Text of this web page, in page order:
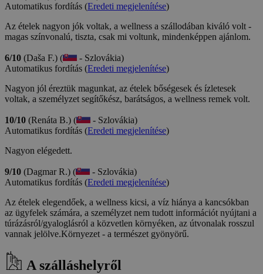
Automatikus fordítás (Eredeti megjelenítése)
Az ételek nagyon jók voltak, a wellness a szállodában kiváló volt -
magas színvonalú, tiszta, csak mi voltunk, mindenképpen ajánlom.
6/10 (Daša F.) (
- Szlovákia)
Automatikus fordítás (Eredeti megjelenítése)
Nagyon jól éreztük magunkat, az ételek bőségesek és ízletesek
voltak, a személyzet segítőkész, barátságos, a wellness remek volt.
10/10 (Renáta B.) (
- Szlovákia)
Automatikus fordítás (Eredeti megjelenítése)
Nagyon elégedett.
9/10 (Dagmar R.) (
- Szlovákia)
Automatikus fordítás (Eredeti megjelenítése)
Az ételek elegendőek, a wellness kicsi, a víz hiánya a kancsókban
az ügyfelek számára, a személyzet nem tudott információt nyújtani a
túrázásról/gyaloglásról a közvetlen környéken, az útvonalak rosszul
vannak jelölve.Környezet - a természet gyönyörű.
A szálláshelyről